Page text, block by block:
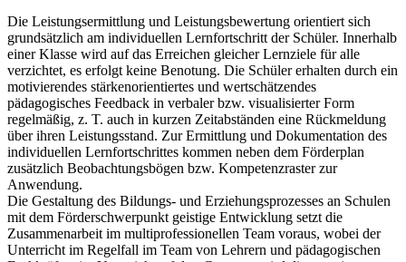
Die Leistungsermittlung und Leistungsbewertung orientiert sich
grundsätzlich am individuellen Lernfortschritt der Schüler. Innerhalb
einer Klasse wird auf das Erreichen gleicher Lernziele für alle
verzichtet, es erfolgt keine Benotung. Die Schüler erhalten durch ein
motivierendes stärkenorientiertes und wertschätzendes
pädagogisches Feedback in verbaler bzw. visualisierter Form
regelmäßig, z. T. auch in kurzen Zeitabständen eine Rückmeldung
über ihren Leistungsstand. Zur Ermittlung und Dokumentation des
individuellen Lernfortschrittes kommen neben dem Förderplan
zusätzlich Beobachtungsbögen bzw. Kompetenzraster zur
Anwendung.
Die Gestaltung des Bildungs- und Erziehungsprozesses an Schulen
mit dem Förderschwerpunkt geistige Entwicklung setzt die
Zusammenarbeit im multiprofessionellen Team voraus, wobei der
Unterricht im Regelfall im Team von Lehrern und pädagogischen